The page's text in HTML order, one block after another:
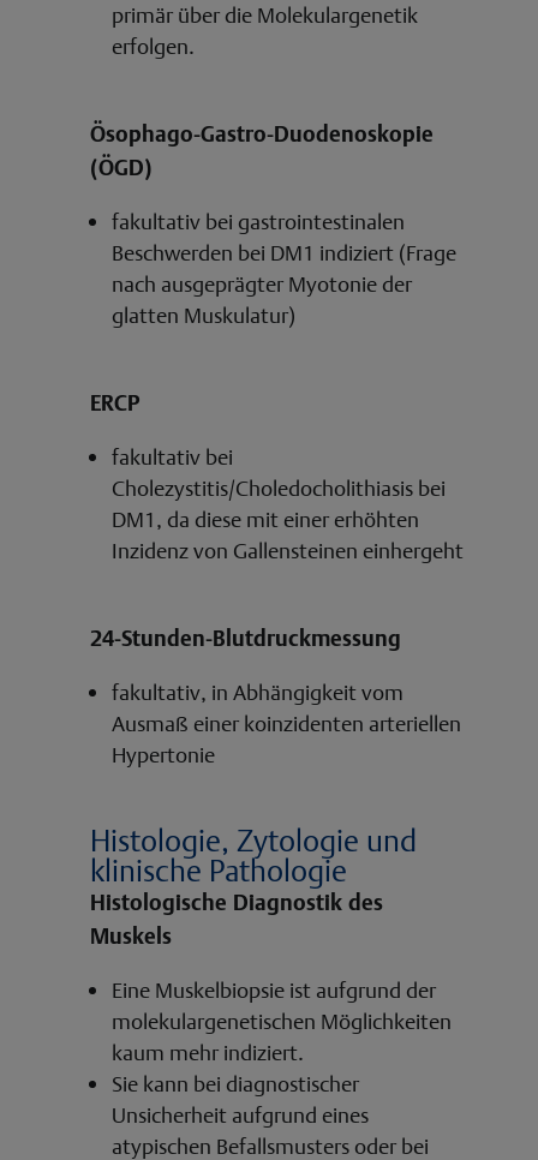
primär über die Molekulargenetik
erfolgen.
Ösophago-Gastro-Duodenoskopie
(ÖGD)
fakultativ bei gastrointestinalen
Beschwerden bei DM1 indiziert (Frage
nach ausgeprägter Myotonie der
glatten Muskulatur)
ERCP
fakultativ bei
Cholezystitis/Choledocholithiasis bei
DM1, da diese mit einer erhöhten
Inzidenz von Gallensteinen einhergeht
24-Stunden-Blutdruckmessung
fakultativ, in Abhängigkeit vom
Ausmaß einer koinzidenten arteriellen
Hypertonie
Histologie, Zytologie und
klinische Pathologie
Histologische Diagnostik des
Muskels
Eine Muskelbiopsie ist aufgrund der
molekulargenetischen Möglichkeiten
kaum mehr indiziert.
Sie kann bei diagnostischer
Unsicherheit aufgrund eines
atypischen Befallsmusters oder bei